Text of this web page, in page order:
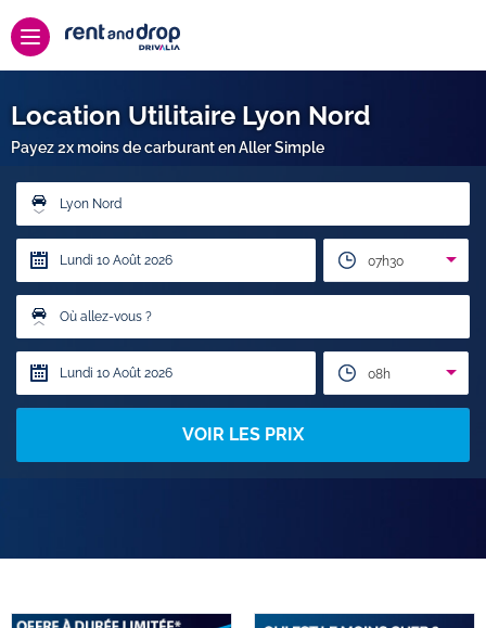
Location Utilitaire Lyon Nord
Payez 2x moins de carburant en Aller Simple
Lyon Nord
07h30
Où allez-vous ?
08h
VOIR LES PRIX